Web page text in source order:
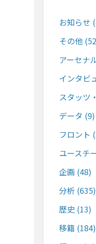
お知らせ
その他
アーセナ
インタビ
スタッツ
データ (9)
フロント
ユースチ
企画 (48)
分析 (635)
歴史 (13)
移籍 (184)